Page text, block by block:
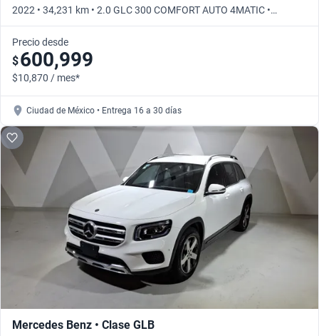
2022 • 34,231 km • 2.0 GLC 300 COMFORT AUTO 4MATIC •
Automático
Precio desde
$600,999
$10,870 / mes*
Ciudad de México • Entrega 16 a 30 días
Mercedes Benz • Clase GLB